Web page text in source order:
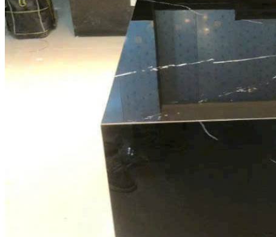
Đá Ốp Cột
Đá Ốp Mộ
Đá Ốp Thang Máy
Đá Ốp Bàn Bếp Nhân Tạo
Đá Ốp Bếp Tự Nhiên
Tranh đá
Tranh Đá Granite Đối Xứng
Tranh Đá Marble Đối Xứng
Tranh Đá Sơn Thủy Xuyên Sáng
Tranh Đá Thạch Anh Đối Xứng
Tranh Đá Xuyên Sáng Onyx
Vách Tivi ỐP Đá Cao Cấp
Chưa có sản phẩm trong giỏ hàng.